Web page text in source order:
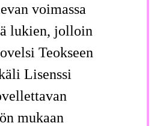
voimassa
lukien, jolloin
Teokseen
Lisenssi
mukaan